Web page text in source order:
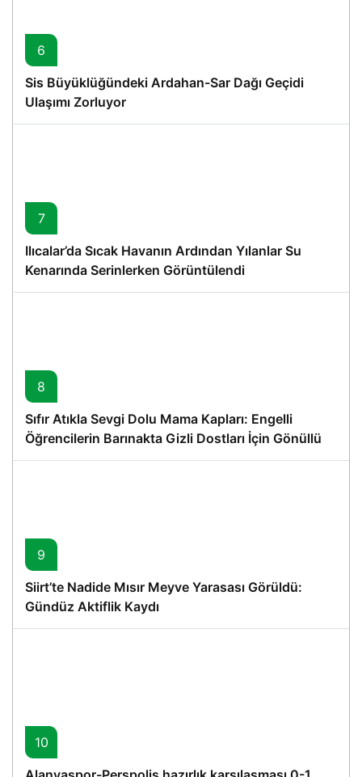
6
Sis Büyüklüğündeki Ardahan-Sar Dağı Geçidi
Ulaşımı Zorluyor
7
Ilıcalar’da Sıcak Havanın Ardından Yılanlar Su
Kenarında Serinlerken Görüntülendi
8
Sıfır Atıkla Sevgi Dolu Mama Kapları: Engelli
Öğrencilerin Barınakta Gizli Dostları İçin Gönüllü
Proje
9
Siirt’te Nadide Mısır Meyve Yarasası Görüldü:
Gündüz Aktiflik Kaydı
10